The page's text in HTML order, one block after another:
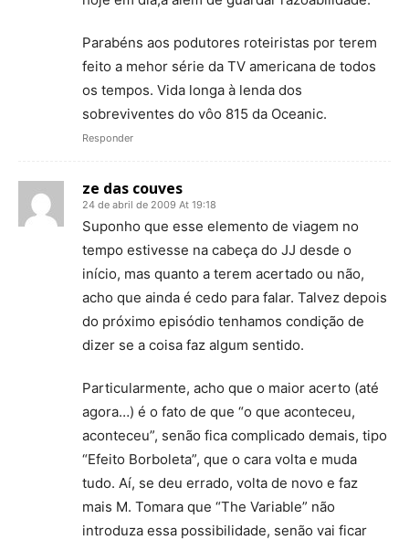
Parabéns aos podutores roteiristas por terem
feito a mehor série da TV americana de todos
os tempos. Vida longa à lenda dos
sobreviventes do vôo 815 da Oceanic.
Responder
ze das couves
24 de abril de 2009 At 19:18
Suponho que esse elemento de viagem no
tempo estivesse na cabeça do JJ desde o
início, mas quanto a terem acertado ou não,
acho que ainda é cedo para falar. Talvez depois
do próximo episódio tenhamos condição de
dizer se a coisa faz algum sentido.
Particularmente, acho que o maior acerto (até
agora…) é o fato de que “o que aconteceu,
aconteceu”, senão fica complicado demais, tipo
“Efeito Borboleta”, que o cara volta e muda
tudo. Aí, se deu errado, volta de novo e faz
mais M. Tomara que “The Variable” não
introduza essa possibilidade, senão vai ficar